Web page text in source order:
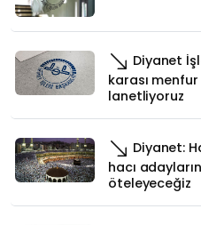
Diyanet
karası
lanetliyoruz
Diyanet:
hacı
öteleyeceğiz